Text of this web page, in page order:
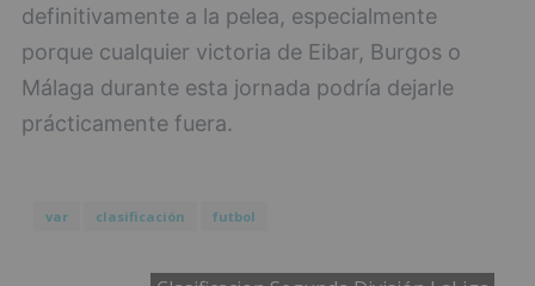
definitivamente a la pelea, especialmente
porque cualquier victoria de Eibar, Burgos o
Málaga durante esta jornada podría dejarle
prácticamente fuera.
var clasificación futbol